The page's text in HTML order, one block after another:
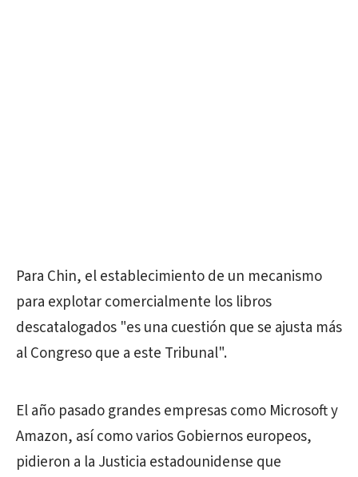
Para Chin, el establecimiento de un mecanismo
para explotar comercialmente los libros
descatalogados "es una cuestión que se ajusta más
al Congreso que a este Tribunal".
El año pasado grandes empresas como Microsoft y
Amazon, así como varios Gobiernos europeos,
pidieron a la Justicia estadounidense que